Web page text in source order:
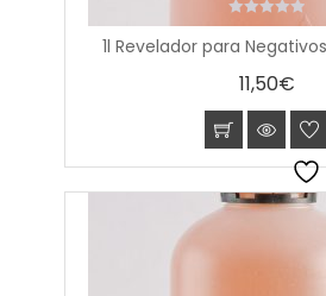
1l Revelador para
0
out
11,50€